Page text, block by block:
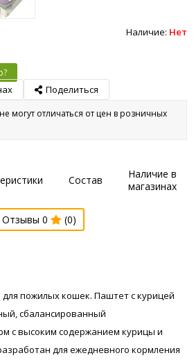
Наличие: Нет
Поделиться
могут отличаться от цен в розничных
Состав
Наличие в
магазинах
Отзывы 0 (0)
пожилых кошек. Паштет с курицей
сбалансированный
с высоким содержанием курицы и
для ежедневного кормления